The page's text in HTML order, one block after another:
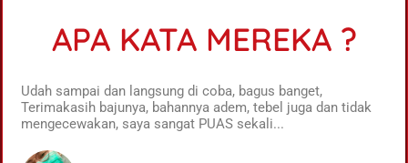
APA KATA MEREKA ?
Udah sampai dan langsung di coba, bagus banget,
Terimakasih bajunya, bahannya adem, tebel juga dan tidak
mengecewakan, saya sangat PUAS sekali...